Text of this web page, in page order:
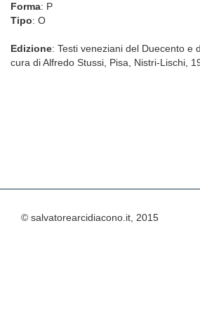
Forma: P
Tipo: O
Edizione: Testi veneziani del Duecento e
cura di Alfredo Stussi, Pisa, Nistri-Lischi,
© salvatorearcidiacono.it, 2015